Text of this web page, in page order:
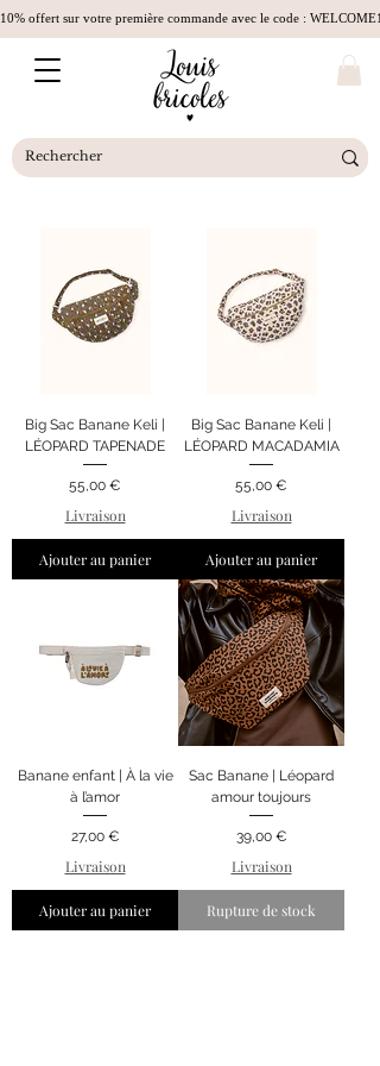
10% offert sur votre première commande avec le code :
Big Sac Banane Keli |
LÉOPARD TAPENADE
Prix
55,00 €
Livraison
Ajouter au panier
Big Sac Banane Keli |
LÉOPARD MACADAMIA
Prix
55,00 €
Livraison
Ajouter au panier
Banane enfant | À la vie
à l’amor
Prix
27,00 €
Livraison
Ajouter au panier
Sac Banane | Léopard
amour toujours
Prix
39,00 €
Livraison
Rupture de stock